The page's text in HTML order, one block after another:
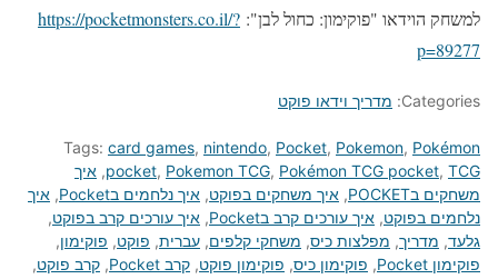
למשחק הוידאו "פוקימון: כחול לבן": https://pocketmonsters.co.il/?
p=89277
Categories: מדריך וידאו פוקט
Tags: card games, nintendo, Pocket, Pokemon, Pokémon
pocket, Pokemon TCG, Pokémon TCG pocket, TCG
, איך
משחקים בPOCKET
, איך משחקים בפוקט, איך נלחמים בPocket , איך
נלחמים בפוקט, איך עורכים קרב בPocket , איך עורכים קרב בפוקט,
גלעד, מדריך, מפלצות כיס, משחקי קלפים, עברית, פוקט, פוקימון,
פוקימון Pocket
, פוקימון כיס, פוקימון פוקט, קרב Pocket , קרב פוקט,